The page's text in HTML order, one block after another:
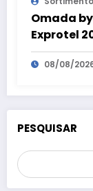
Omada
Exprotel
08/08/
PESQUISAR